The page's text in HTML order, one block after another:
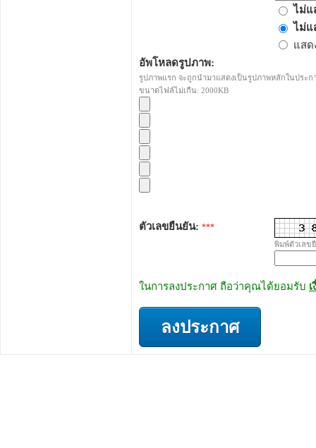
ไม่แ
ไม่แ
แสด
อัพโหลดรูปภาพ:
รูปภาพแรก จะถูกนำมาแสดงเป็นรูปภาพหลักในประ
ขนาดไฟล์ไม่เกืน: 2000KB
ตัวเลขยืนยัน: ***
พิมพ์ตัวเลข
ในการลงประกาศ ถือว่าคุณได้ยอมรับ
ลงประกาศ